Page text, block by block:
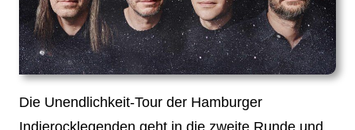
Die Unendlichkeit-Tour der Hamburger
Indierocklegenden geht in die zweite Runde und